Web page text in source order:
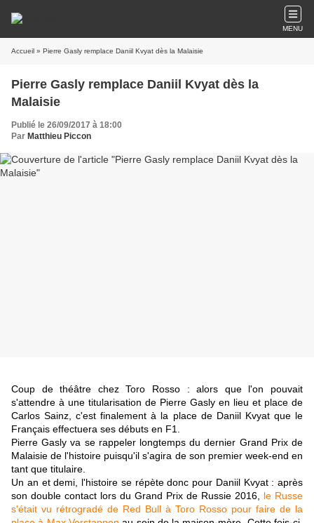
MENU
Accueil » Pierre Gasly remplace Daniil Kvyat dès la Malaisie
Pierre Gasly remplace Daniil Kvyat dès la
Malaisie
Publié le 26/09/2017 à 18:00
Par Matthieu Piccon
Coup de théâtre chez Toro Rosso : alors que l'on pouvait
s'attendre à une titularisation de Pierre Gasly en lieu et place de
Carlos Sainz, c'est finalement à la place de Daniil Kvyat que le
Français effectuera ses débuts en F1.
Pierre Gasly va se rappeler longtemps du dernier Grand Prix de
Malaisie de l'histoire puisqu'il s'agira de son premier week-end en
tant que titulaire.
Un an et demi, l'histoire se répète donc pour Daniil Kvyat : après
son double contact lors du Grand Prix de Russie 2016, le Russe
s'était vu rétrogradé de Red Bull à Toro Rosso pour faire de la